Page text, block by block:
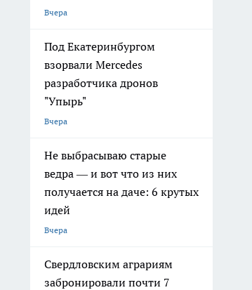
Вчера
Под Екатеринбургом
взорвали Mercedes
разработчика дронов
"Упырь"
Вчера
Не выбрасываю старые
ведра — и вот что из них
получается на даче: 6 крутых
идей
Вчера
Свердловским аграриям
забронировали почти 7